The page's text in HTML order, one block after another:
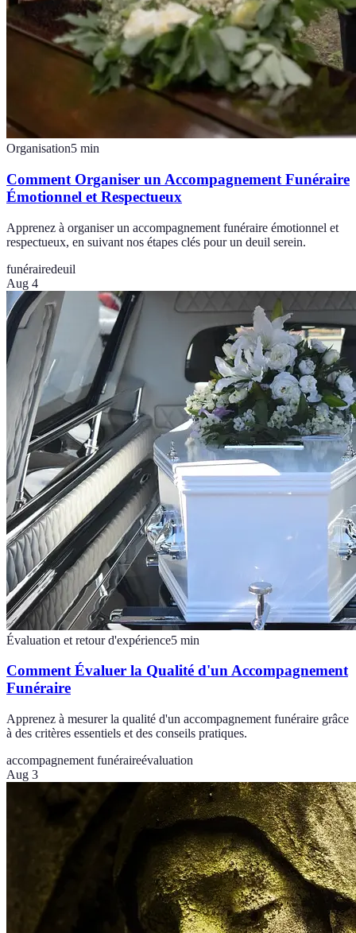
Organisation5 min
Comment Organiser un Accompagnement Funéraire
Émotionnel et Respectueux
Apprenez à organiser un accompagnement funéraire émotionnel et
respectueux, en suivant nos étapes clés pour un deuil serein.
funérairedeuil
Aug 4
Évaluation et retour d'expérience5 min
Comment Évaluer la Qualité d'un Accompagnement
Funéraire
Apprenez à mesurer la qualité d'un accompagnement funéraire grâce
à des critères essentiels et des conseils pratiques.
accompagnement funéraireévaluation
Aug 3